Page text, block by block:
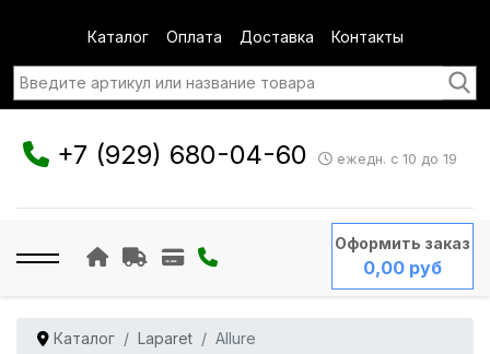
Каталог Оплата Доставка Контакты
+7 (929) 680-04-60 ежедн. с 10 до 19
Оформить заказ
0,00 руб
Каталог Laparet Allure